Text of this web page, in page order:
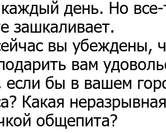
день. Но все-
зашкаливает.
вы убеждены,
вам
бы в вашем
Какая
общепита?